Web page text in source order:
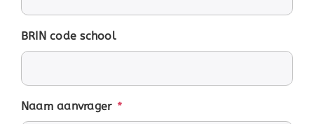
BRIN code school
Naam aanvrager *